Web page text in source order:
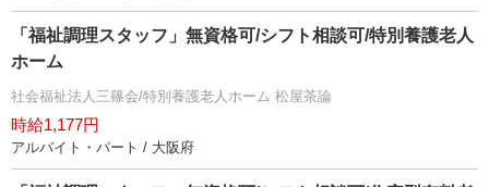
「福祉調理スタッフ」無資格可/シフト相談可/特別養護老人
ホーム
社会福祉法人三篠会/特別養護老人ホーム 松屋茶論
時給1,177円
アルバイト・パート / 大阪府